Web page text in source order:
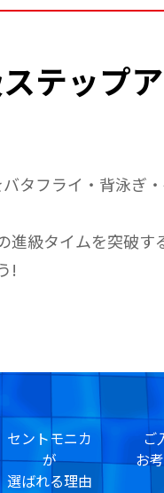
テップ
タフライ・背泳ぎ
進級タイムを突破
!
セントモニカ
が
選ばれる理由
ご
お